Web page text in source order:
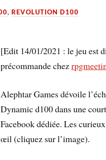
,REVOLUTION D100
[Edit 14/01/2021 : le jeu est
précommande chez
Alephtar Games dévoile
Dynamic d100 dans une
Facebook dédiée. Les
œil (cliquez sur l’image).